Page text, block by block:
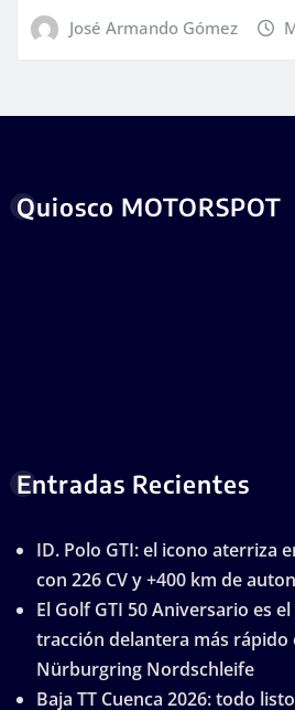
José Armando Gómez
Quiosco MOTORSPOT
Entradas Recientes
ID. Polo GTI: el icono aterriza
con 226 CV y +400 km de
El Golf GTI 50 Aniversario es
tracción delantera más rápido
Nürburgring Nordschleife
Baja TT Cuenca 2026: todo